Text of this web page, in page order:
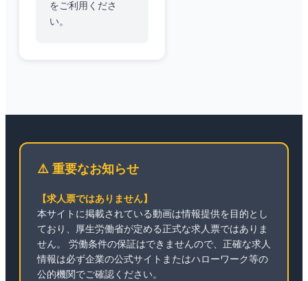
をご利用くださ
い。
⚠️ 重要なお知らせ
【求人票ではありません】
本サイトに掲載されている動画は情報提供を目的とし
ており、厚生労働省が定める正式な求人票ではありま
せん。 労働条件の保証はできませんので、正確な求人
情報は必ず企業の公式サイトまたはハローワーク等の
公的機関でご確認ください。